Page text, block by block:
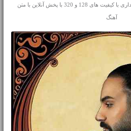
دانلود آهنگ امیر عظیمی حوصله داری با کیفیت های 128 و 320 با پخش آنلاین با متن
آهنگ